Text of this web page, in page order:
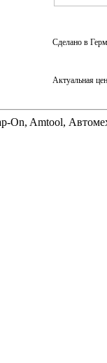
Сделано в
Актуальная
On, Amtool,